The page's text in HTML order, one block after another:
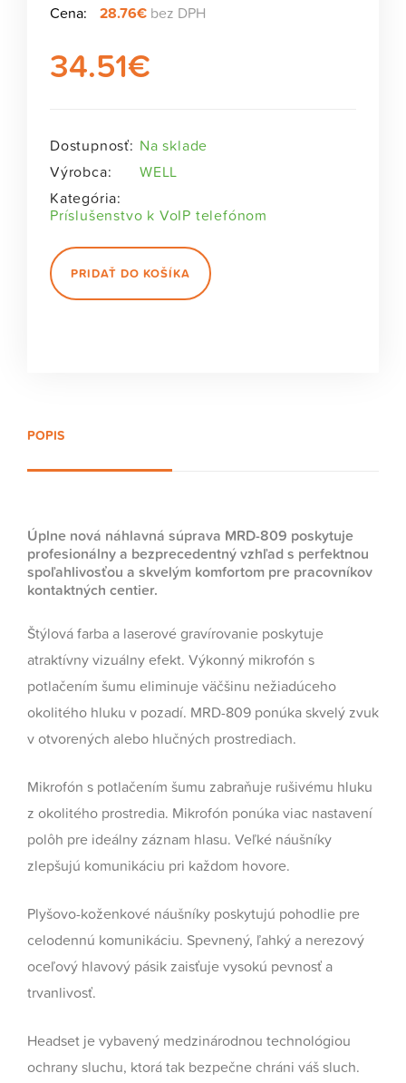
Cena: 28.76€ bez DPH
34.51€
Dostupnosť: Na sklade
Výrobca:
WELL
Kategória:
Príslušenstvo k VoIP telefónom
PRIDAŤ DO KOŠÍKA
POPIS
Úplne nová náhlavná súprava MRD-809 poskytuje
profesionálny a bezprecedentný vzhľad s perfektnou
spoľahlivosťou a skvelým komfortom pre pracovníkov
kontaktných centier.
Štýlová farba a laserové gravírovanie poskytuje
atraktívny vizuálny efekt. Výkonný mikrofón s
potlačením šumu eliminuje väčšinu nežiadúceho
okolitého hluku v pozadí. MRD-809 ponúka skvelý zvuk
v otvorených alebo hlučných prostrediach.
Mikrofón s potlačením šumu zabraňuje rušivému hluku
z okolitého prostredia. Mikrofón ponúka viac nastavení
polôh pre ideálny záznam hlasu. Veľké náušníky
zlepšujú komunikáciu pri každom hovore.
Plyšovo-koženkové náušníky poskytujú pohodlie pre
celodennú komunikáciu. Spevnený, ľahký a nerezový
oceľový hlavový pásik zaisťuje vysokú pevnosť a
trvanlivosť.
Headset je vybavený medzinárodnou technológiou
ochrany sluchu, ktorá tak bezpečne chráni váš sluch.